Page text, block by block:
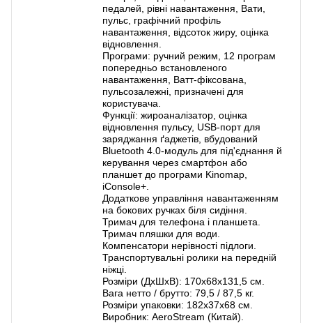
педалей, рівні навантаження, Вати,
пульс, графічний профіль
навантаження, відсоток жиру, оцінка
відновлення.
Програми: ручний режим, 12 програм
попередньо встановленого
навантаження, Ватт-фіксована,
пульсозалежні, призначені для
користувача.
Функції: жироаналізатор, оцінка
відновлення пульсу, USB-порт для
заряджання ґаджетів, вбудований
Bluetooth 4.0-модуль для під'єднання й
керування через смартфон або
планшет до програми Kinomap,
iConsole+.
Додаткове управління навантаженням
на бокових ручках біля сидіння.
Тримач для телефона і планшета.
Тримач пляшки для води.
Компенсатори нерівності підлоги.
Транспортувальні ролики на передній
ніжці.
Розміри (ДхШхВ): 170х68х131,5 см.
Вага нетто / брутто: 79,5 / 87,5 кг.
Розміри упаковки: 182х37х68 см.
Виробник: AeroStream (Китай).